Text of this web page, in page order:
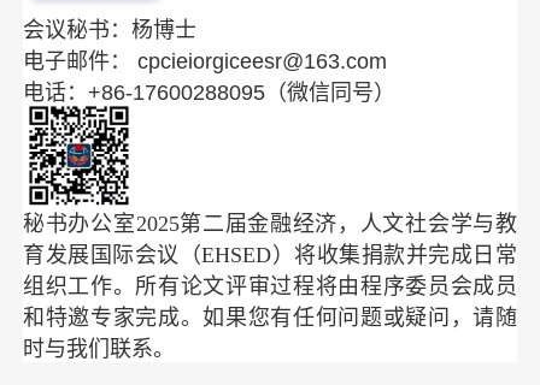
会议秘书：杨博士
电子邮件：cpcieiorgiceesr@163.com
电话：+86-17600288095（微信同号）
秘书办公室2025第二届金融经济，人文社会学与教
育发展国际会议（EHSED）将收集捐款并完成日常
组织工作。所有论文评审过程将由程序委员会成员
和特邀专家完成。如果您有任何问题或疑问，请随
时与我们联系。